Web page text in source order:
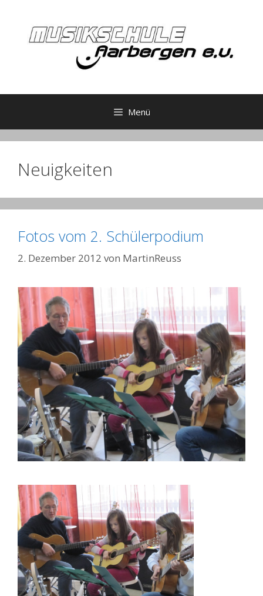
springen
Menü
Neuigkeiten
Fotos vom 2. Schülerpodium
2. Dezember 2012 von MartinReuss